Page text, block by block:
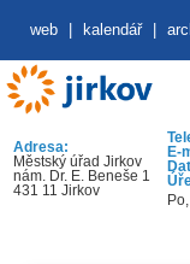
web kalendář
Adresa:
Městský úřad Jirkov
nám. Dr. E. Beneše 1
431 11 Jirkov
E-